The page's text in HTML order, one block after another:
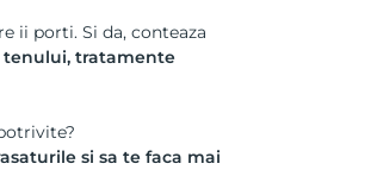
ii porti. Si da, conteaza
tratamente
si sa te faca mai